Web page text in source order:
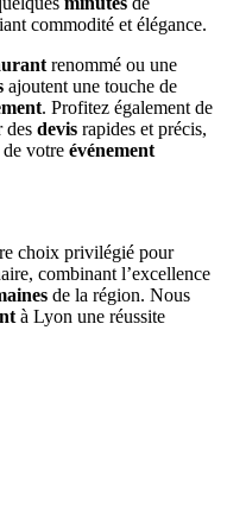
commodité et élégance.
renommé ou une
ajoutent une touche de
. Profitez également de
des devis rapides et précis,
de votre événement
choix privilégié pour
combinant l’excellence
de la région. Nous
à Lyon une réussite